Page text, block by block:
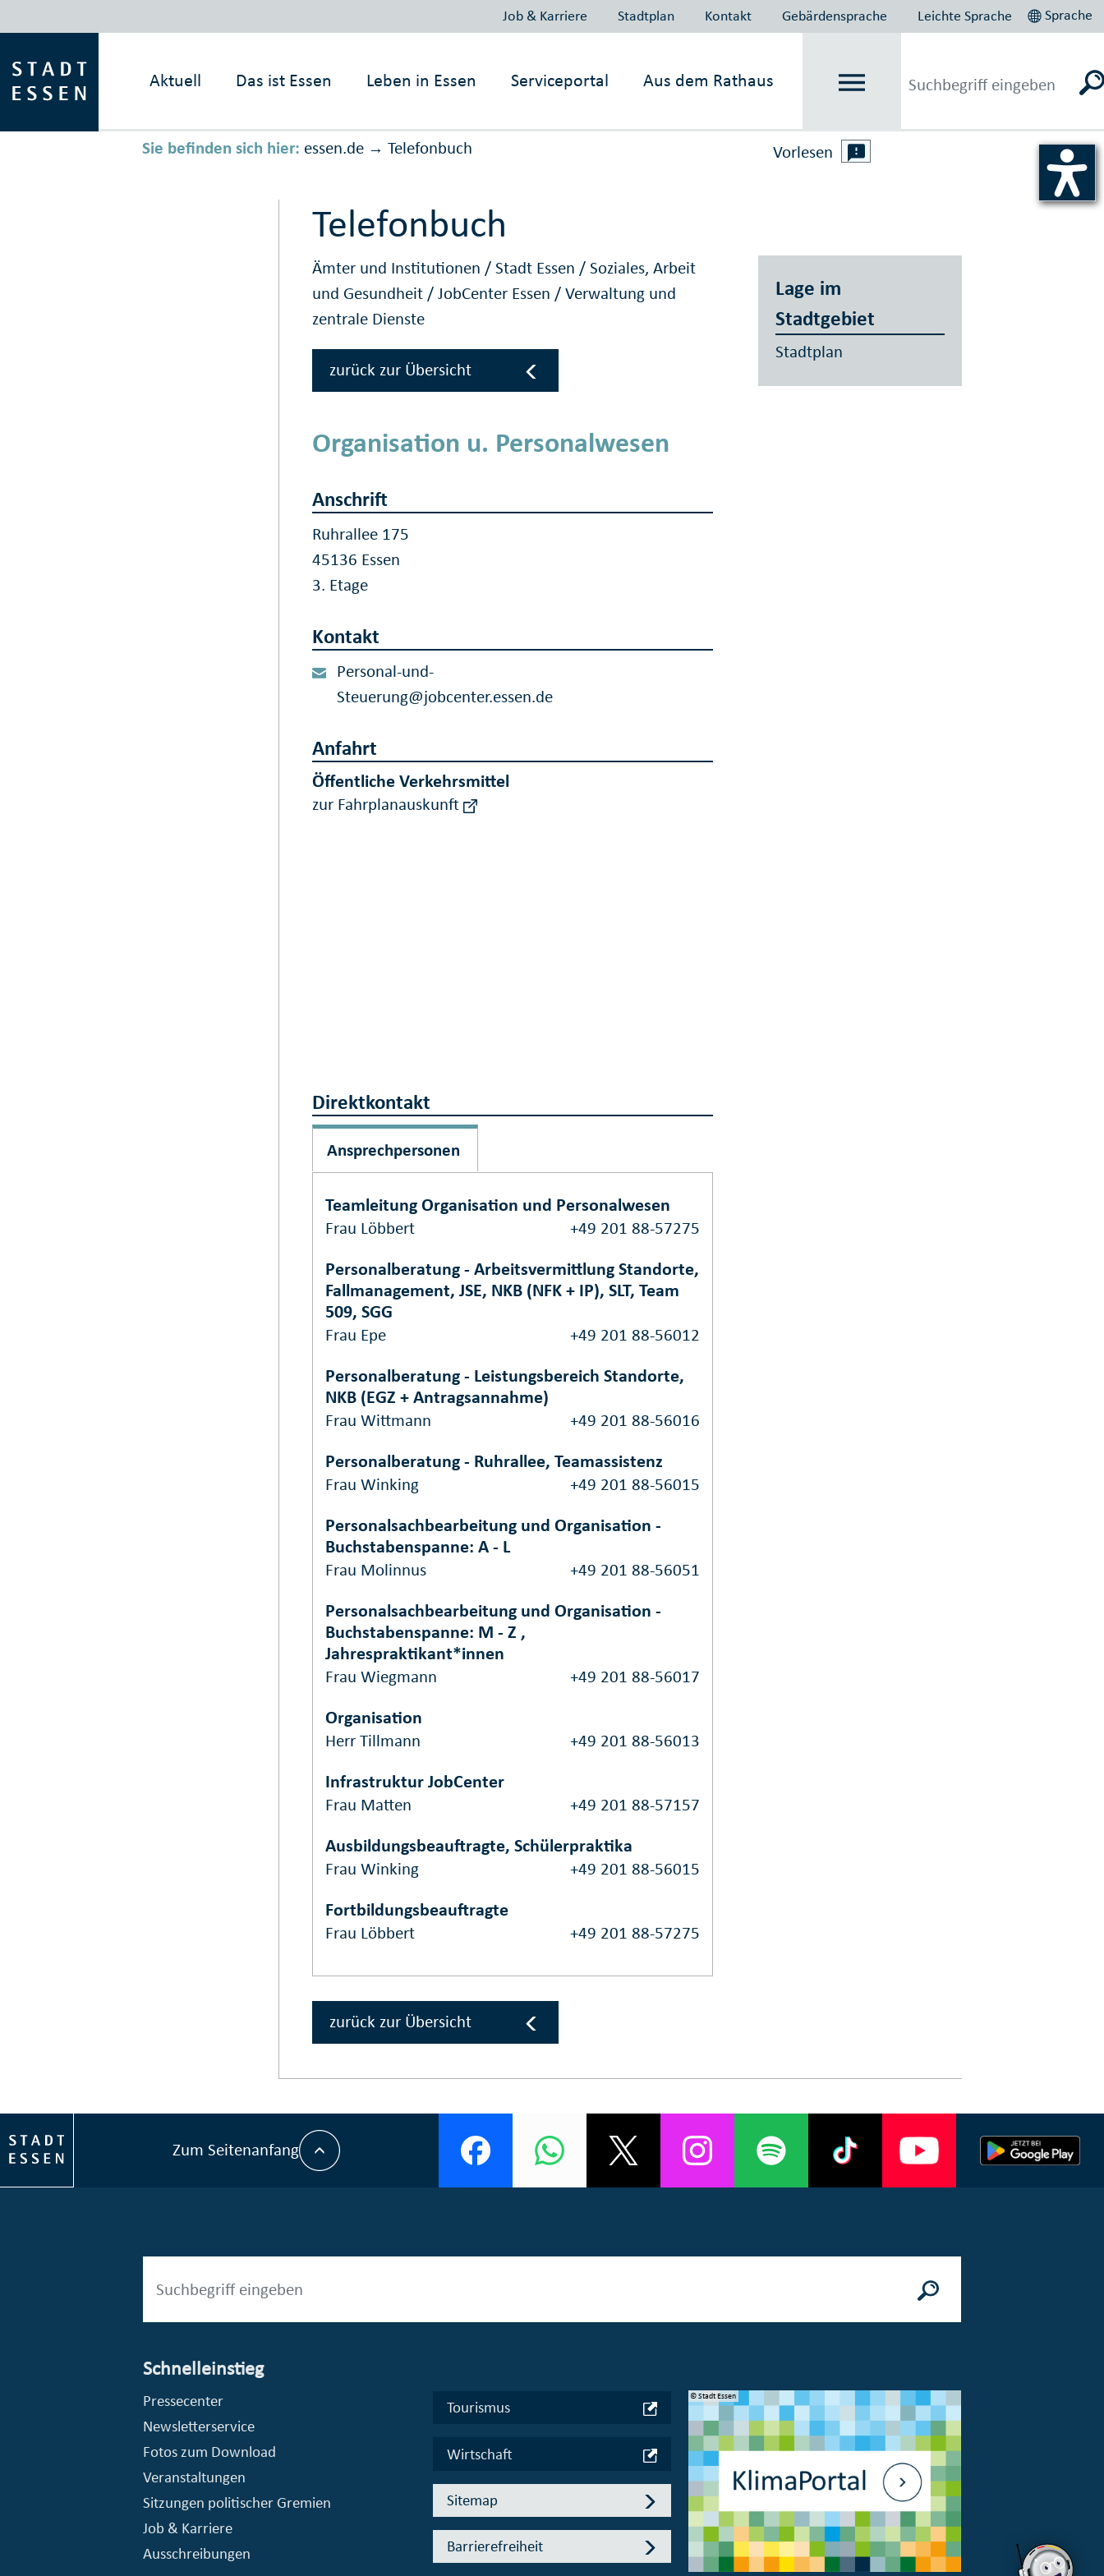
Job & Karriere Stadtplan Kontakt Gebärdensprache Leichte Sprache Sprache
Aktuell Das ist Essen Leben in Essen Serviceportal Aus dem Rathaus
Sie befinden sich hier: essen.de → Telefonbuch Vorlesen
Telefonbuch
Ämter und Institutionen /Stadt Essen /Soziales, Arbeit
und Gesundheit /JobCenter Essen /Verwaltung und
zentrale Dienste
zurück zur Übersicht
Organisation u. Personalwesen
Anschrift
Ruhrallee 175
45136 Essen
3. Etage
Kontakt
Personal-und-
Steuerung@jobcenter.essen.de
Anfahrt
Öffentliche Verkehrsmittel
zur Fahrplanauskunft
Direktkontakt
Ansprechpersonen
Teamleitung Organisation und Personalwesen
Frau Löbbert +49 201 88-57275
Personalberatung - Arbeitsvermittlung Standorte,
Fallmanagement, JSE, NKB (NFK + IP), SLT, Team
509, SGG
Frau Epe +49 201 88-56012
Personalberatung - Leistungsbereich Standorte,
NKB (EGZ + Antragsannahme)
Frau Wittmann +49 201 88-56016
Personalberatung - Ruhrallee, Teamassistenz
Frau Winking +49 201 88-56015
Personalsachbearbeitung und Organisation -
Buchstabenspanne: A - L
Frau Molinnus +49 201 88-56051
Personalsachbearbeitung und Organisation -
Buchstabenspanne: M - Z ,
Jahrespraktikant*innen
Frau Wiegmann +49 201 88-56017
Organisation
Herr Tillmann +49 201 88-56013
Infrastruktur JobCenter
Frau Matten +49 201 88-57157
Ausbildungsbeauftragte, Schülerpraktika
Frau Winking +49 201 88-56015
Fortbildungsbeauftragte
Frau Löbbert +49 201 88-57275
zurück zur Übersicht
Lage im
Stadtgebiet
Stadtplan
Zum Seitenanfang
Schnelleinstieg
Pressecenter
Newsletterservice
Fotos zum Download
Veranstaltungen
Sitzungen politischer Gremien
Job & Karriere
Ausschreibungen
Tourismus
Wirtschaft
Sitemap
Barrierefreiheit
© Stadt Essen, Presse- und Kommunikationsamt © Stadt Essen